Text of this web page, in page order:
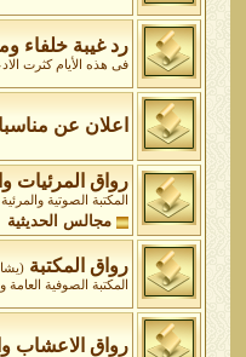
رد غيبة خلفاء
فى هذه الأيام كثرت
اعلان عن
رواق المرئيات
المكتبة الصوتية والمرئية
مجالس الحديثية
رواق المكتبة (يشاهده
المكتبة الصوفية العامة
رواق الاعشاب